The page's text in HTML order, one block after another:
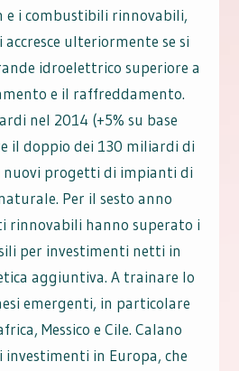
e i combustibili rinnovabili,
accresce ulteriormente se si
idroelettrico superiore a
e il raffreddamento.
nel 2014 (+5% su base
il doppio dei 130 miliardi di
progetti di impianti di
Per il sesto anno
rinnovabili hanno superato i
per investimenti netti in
aggiuntiva. A trainare lo
emergenti, in particolare
Messico e Cile. Calano
investimenti in Europa, che